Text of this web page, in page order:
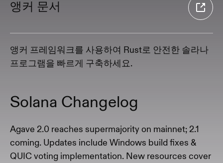
앵커 문서
앵커 프레임워크를 사용하여 Rust로 안전한 솔라나
프로그램을 빠르게 구축하세요.
Solana Changelog
Agave 2.0 reaches supermajority on mainnet; 2.1
coming. Updates include Windows build fixes &
QUIC voting implementation. New resources cover